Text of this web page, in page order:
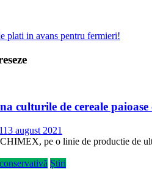
plati in avans pentru fermieri!
culturile de cereale
13 august 2021
pe o linie de productie de
Știri